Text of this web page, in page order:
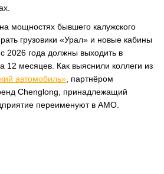
, на мощностях бывшего калужского
грузовики «Урал» и новые кабины
2026 года должны выходить в
12 месяцев. Как выяснили коллеги из
автомобиль» , партнёром
Chenglong, принадлежащий
переименуют в АМО.